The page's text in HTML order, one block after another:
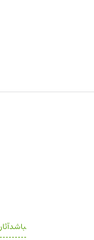
آثار فارماکولوژیک شربت سناگل به شرح زیر می‎باشد